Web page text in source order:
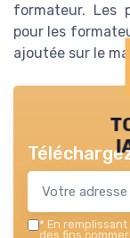
formateur. Les
pour les
ajoutée sur le
* En remplissant
des fins